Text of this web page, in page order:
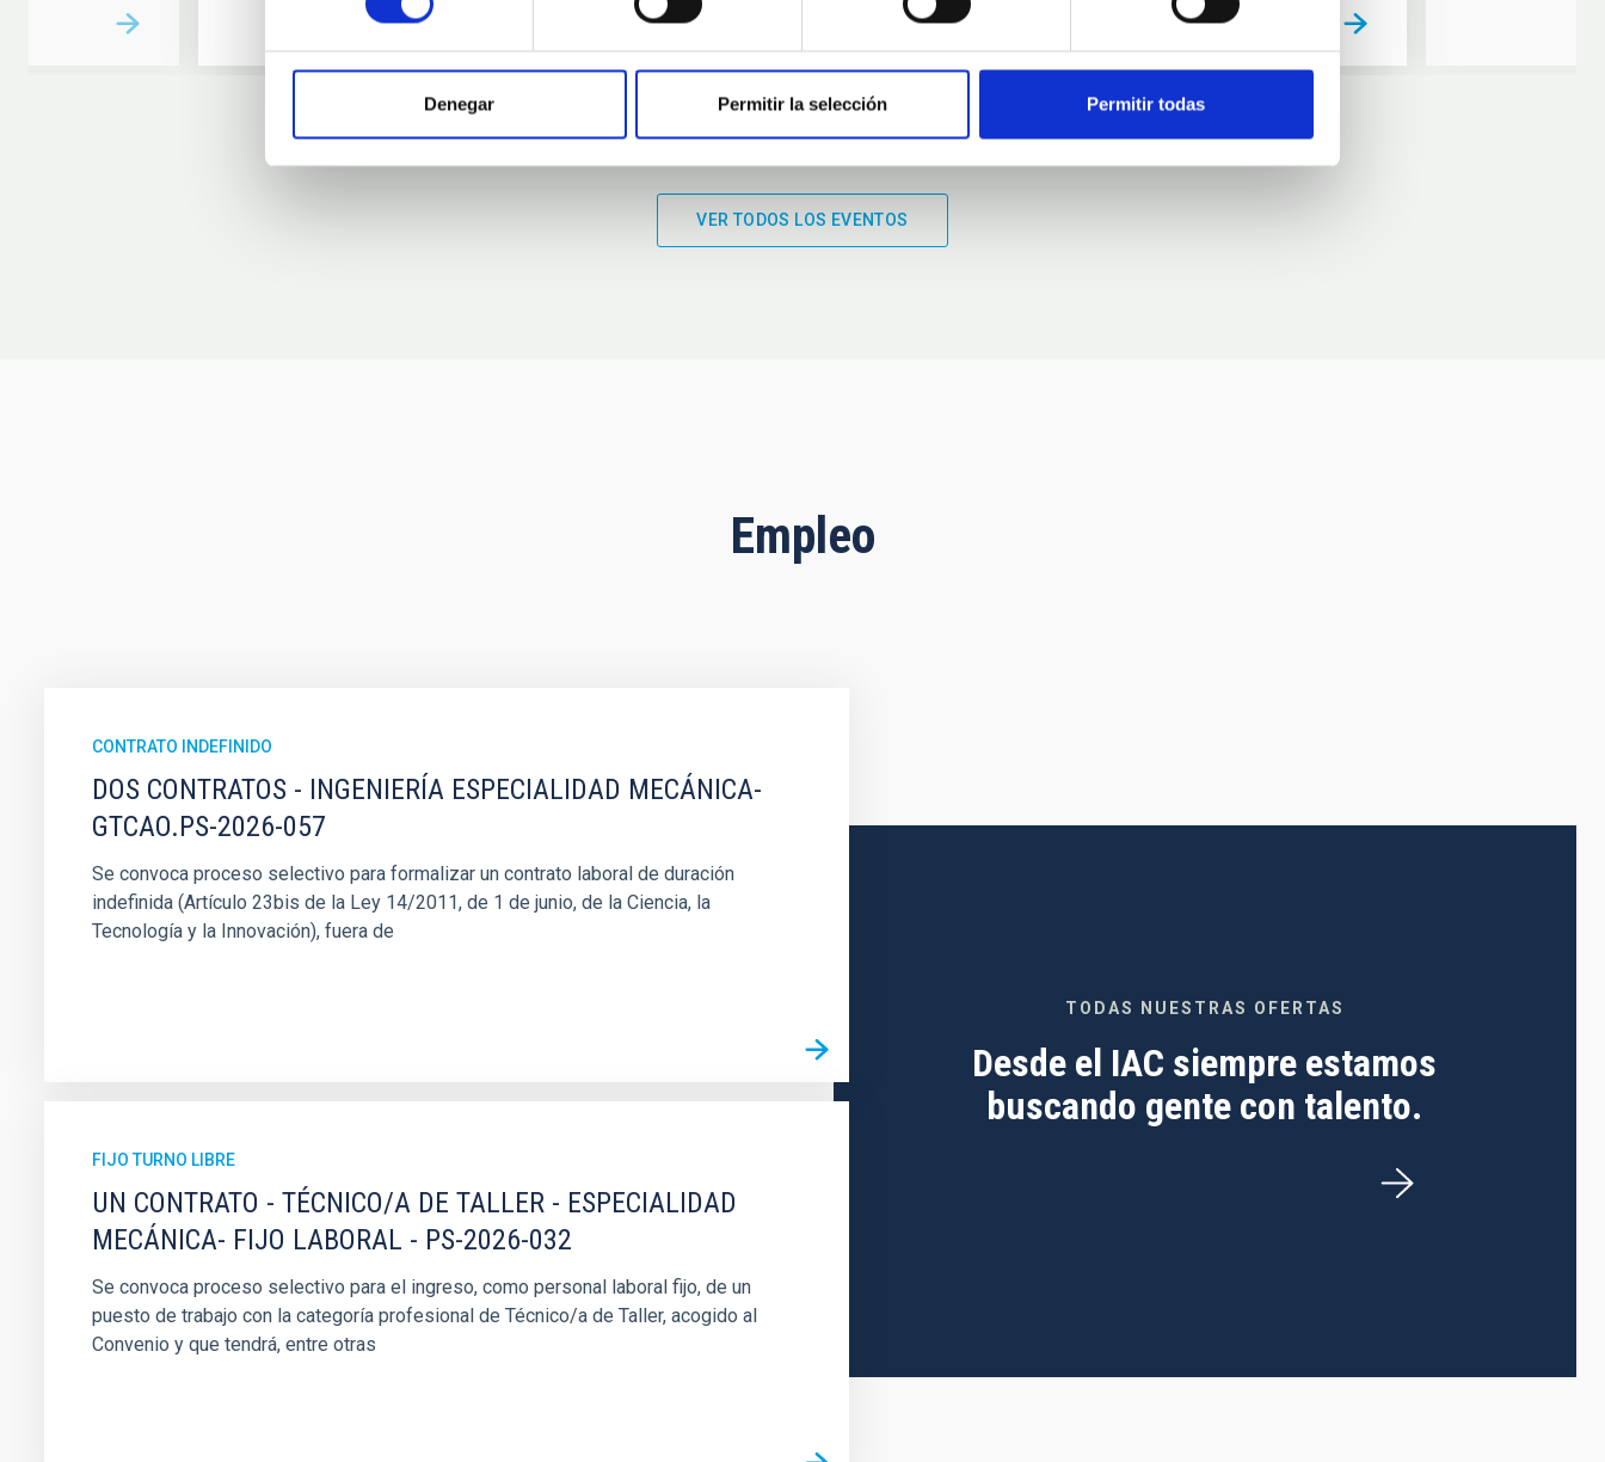
Denegar Permitir la selección Permitir todas
VER TODOS LOS EVENTOS
Empleo
CONTRATO INDEFINIDO
DOS CONTRATOS - INGENIERÍA ESPECIALIDAD MECÁNICA-
GTCAO.PS-2026-057
Se convoca proceso selectivo para formalizar un contrato laboral de duración
indefinida (Artículo 23bis de la Ley 14/2011, de 1 de junio, de la Ciencia, la
Tecnología y la Innovación), fuera de
FIJO TURNO LIBRE
UN CONTRATO - TÉCNICO/A DE TALLER - ESPECIALIDAD
MECÁNICA- FIJO LABORAL - PS-2026-032
Se convoca proceso selectivo para el ingreso, como personal laboral fijo, de un
puesto de trabajo con la categoría profesional de Técnico/a de Taller, acogido al
Convenio y que tendrá, entre otras
TODAS NUESTRAS OFERTAS
Desde el IAC siempre estamos
buscando gente con talento.